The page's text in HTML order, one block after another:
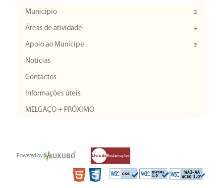
Município
Áreas de atividade
Apoio ao Munícipe
Notícias
Contactos
Informações úteis
MELGAÇO + PRÓXIMO
Powered by